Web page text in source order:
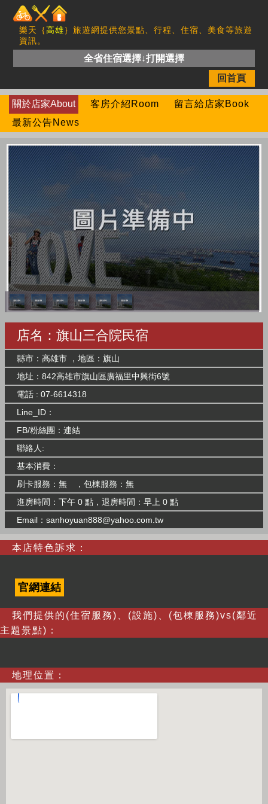
樂天｛高雄｝旅遊網提供您景點、行程、住宿、美食等旅遊
資訊。
全省住宿選擇↓打開選擇
回首頁
關於店家About 客房介紹Room
留言給店家Book
最新公告News
店名：旗山三合院民宿
縣市：高雄市 ，地區：旗山
地址：842高雄市旗山區廣福里中興街6號
電話 : 07-6614318
Line_ID：
FB/粉絲團： 連結
聯絡人:
基本消費：
刷卡服務：無 ，包棟服務：無
進房時間：下午 0 點，退房時間：早上 0 點
Email： sanhoyuan888@yahoo.com.tw
本店特色訴求：
官網連結
我們提供的(住宿服務)、(設施)、(包棟服務)vs(鄰近
主題景點)：
地理位置：